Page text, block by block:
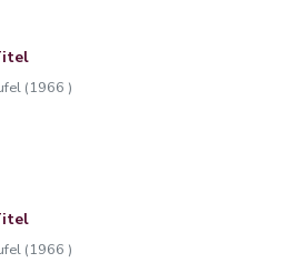
(1966 )
(1966 )